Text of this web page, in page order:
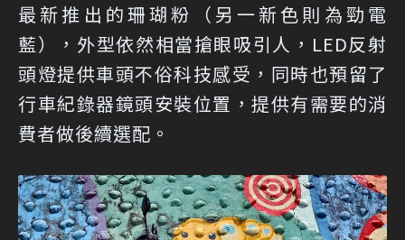
最新推出的珊瑚粉（另一新色則為勁電
藍），外型依然相當搶眼吸引人，LED反射
頭燈提供車頭不俗科技感受，同時也預留了
行車紀錄器鏡頭安裝位置，提供有需要的消
費者做後續選配。